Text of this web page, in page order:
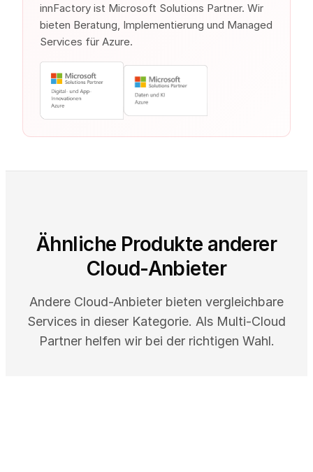
innFactory ist Microsoft Solutions Partner. Wir
bieten Beratung, Implementierung und Managed
Services für Azure.
Ähnliche Produkte anderer
Cloud-Anbieter
Andere Cloud-Anbieter bieten vergleichbare
Services in dieser Kategorie. Als Multi-Cloud
Partner helfen wir bei der richtigen Wahl.